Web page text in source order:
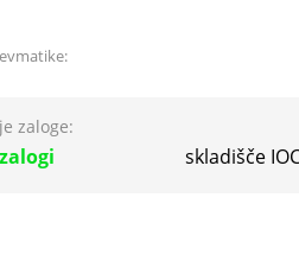
zaloge:
skladišče